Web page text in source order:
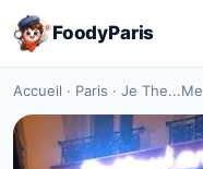
FoodyParis
Accueil · Paris · Je The...Me